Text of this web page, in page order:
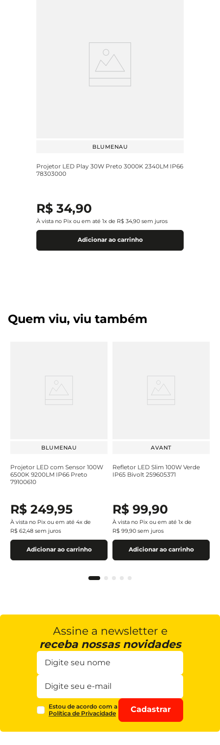
BLUMENAU
Projetor LED Play 30W Preto 3000K 2340LM IP66
78303000
R$ 34,90
À vista no Pix ou em até 1x de R$ 34,90 sem juros
Adicionar ao carrinho
Quem viu, viu também
BLUMENAU
Projetor LED com Sensor 100W
6500K 9200LM IP66 Preto
79100610
R$ 249,95
À vista no Pix ou em até 4x de
R$ 6248 sem juros
Adicionar ao carrinho
AVANT
Refletor LED Slim 100W Verde
IP65 Bivolt 259605371
R$ 99,90
À vista no Pix ou em até 1x de
R$ 99 90 sem juros
Adicionar ao carrinho
Assine a newsletter e
receba nossas novidades
Estou de acordo com a
Política de Privacidade
Cadastrar